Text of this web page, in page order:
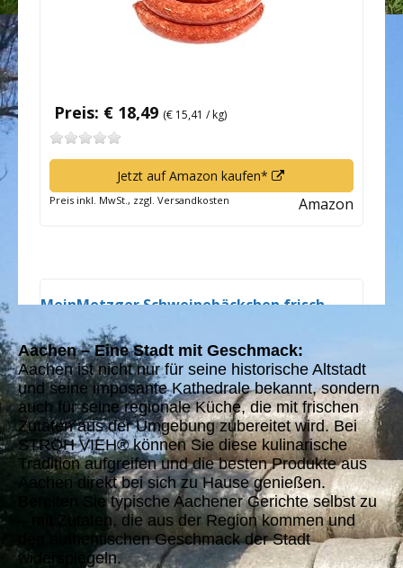
Aachen – Eine Stadt mit Geschmack:
Aachen ist nicht nur für seine historische Altstadt
und seine imposante Kathedrale bekannt, sondern
auch für seine regionale Küche, die mit frischen
Zutaten aus der Umgebung zubereitet wird. Bei
STROH VIEH® können Sie diese kulinarische
Tradition aufgreifen und die besten Produkte aus
Aachen direkt bei sich zu Hause genießen.
Bereiten Sie typische Aachener Gerichte selbst zu
– mit Zutaten, die aus der Region kommen und
den authentischen Geschmack der Stadt
widerspiegeln.